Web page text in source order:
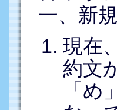
一、新
現在
約文
「